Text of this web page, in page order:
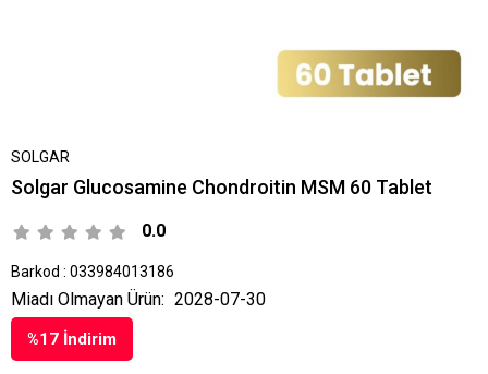
SOLGAR
Solgar Glucosamine Chondroitin MSM 60 Tablet
0.0
Barkod : 033984013186
%17 İndirim
Miadı Olmayan Ürün: 2028-07-30